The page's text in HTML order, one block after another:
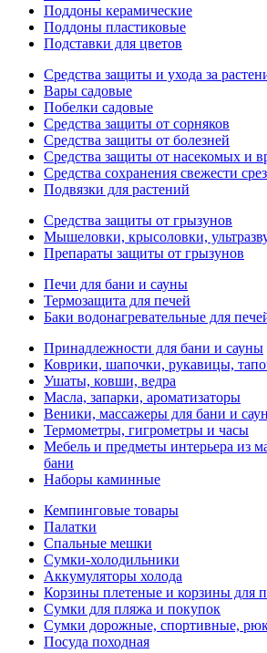
Поддоны керамические
Поддоны пластиковые
Подставки для цветов
Средства защиты и ухода за
Вары садовые
Побелки садовые
Средства защиты от сорняков
Средства защиты от болезней
Средства защиты от насекомых и
Средства сохранения свежести
Подвязки для растений
Средства защиты от грызунов
Мышеловки, крысоловки,
Препараты защиты от грызунов
Печи для бани и сауны
Термозащита для печей
Баки водонагревательные для
Принадлежности для бани и сауны
Коврики, шапочки, рукавицы,
Ушаты, ковши, ведра
Масла, запарки, ароматизаторы
Веники, массажеры для бани и
Термометры, гигрометры и часы
Мебель и предметы интерьера из
бани
Наборы каминные
Кемпинговые товары
Палатки
Спальные мешки
Сумки-холодильники
Аккумуляторы холода
Корзины плетеные и корзины для
Сумки для пляжа и покупок
Сумки дорожные, спортивные,
Посуда походная